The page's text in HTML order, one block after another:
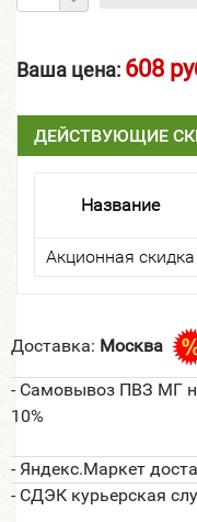
Ваша цена: 608
ДЕЙСТВУЮЩИЕ
Название
Акционная скидка
Доставка: Москва
- Самовывоз ПВЗ МГ
10%
- Яндекс.Маркет
- СДЭК курьерская